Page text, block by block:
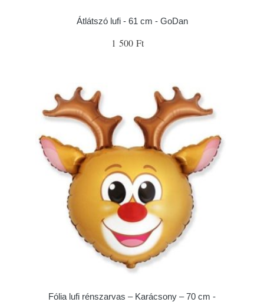
Átlátszó lufi - 61 cm - GoDan
1 500 Ft
Fólia lufi rénszarvas – Karácsony – 70 cm -